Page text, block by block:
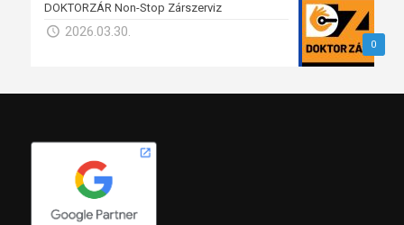
0
DOKTORZÁR Non-Stop Zárszerviz
2026.03.30.